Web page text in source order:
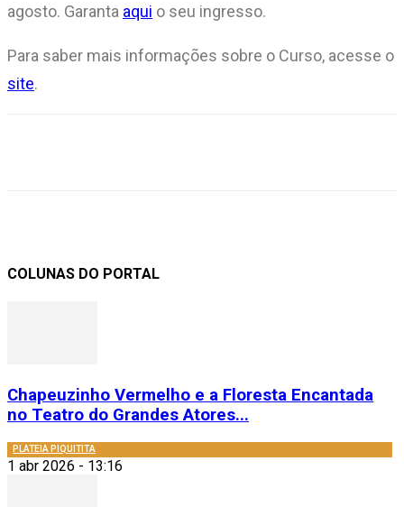
agosto. Garanta aqui o seu ingresso.
Para saber mais informações sobre o Curso, acesse o
site.
COLUNAS DO PORTAL
Chapeuzinho Vermelho e a Floresta Encantada
no Teatro do Grandes Atores...
PLATEIA PIQUITITA
1 abr 2026 - 13:16